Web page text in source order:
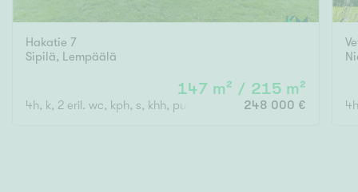
Hakatie 7
Sipilä, Lempäälä
147 m² / 215 m²
4h, k, 2 eril. wc, kph, s, khh, pukuh., oleskeluhuone
248 000 €